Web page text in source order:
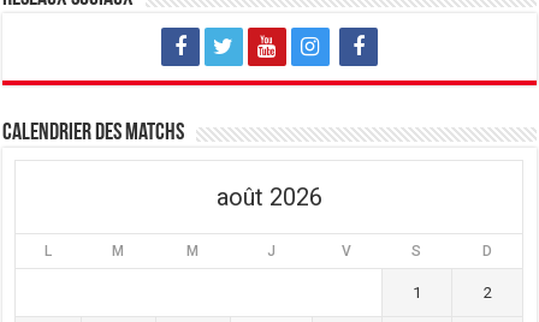
Calendrier des matchs
août 2026
L M M J V S D
1 2